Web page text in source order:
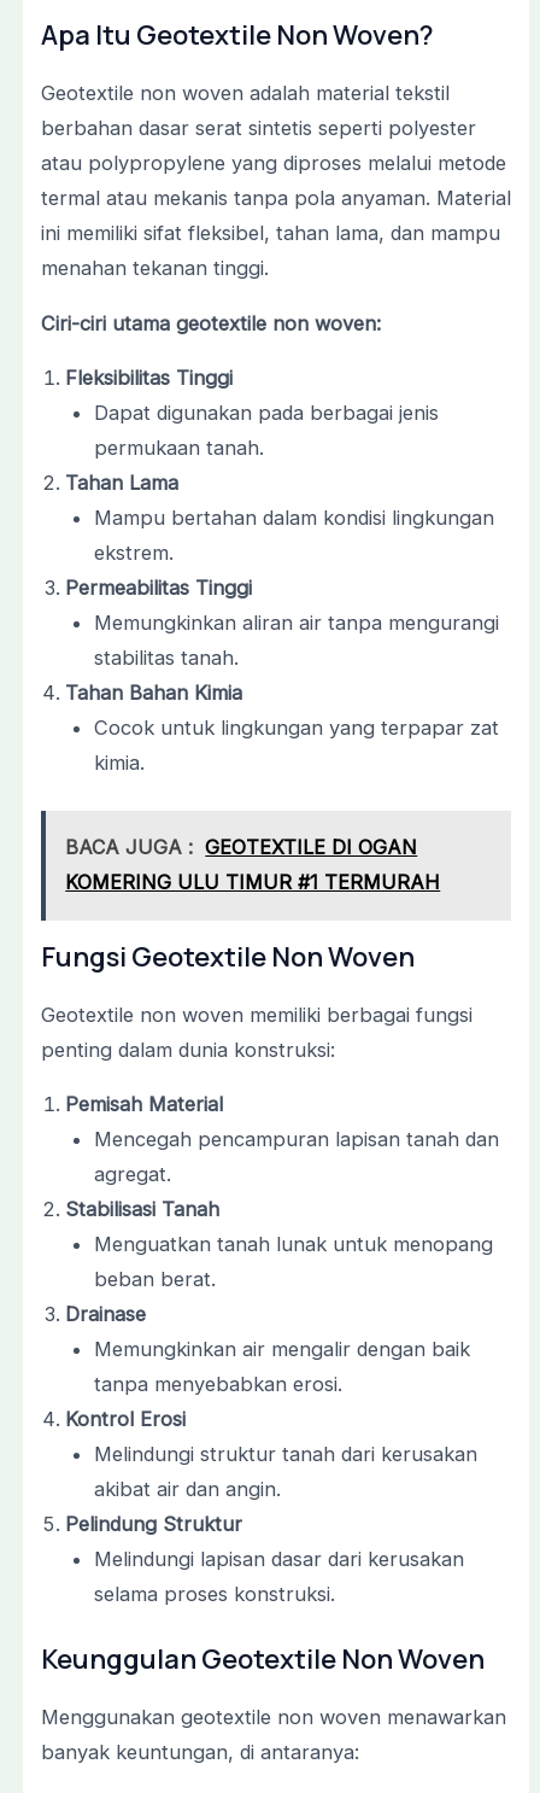
Apa Itu Geotextile Non Woven?
Geotextile non woven adalah material tekstil
berbahan dasar serat sintetis seperti polyester
atau polypropylene yang diproses melalui metode
termal atau mekanis tanpa pola anyaman. Material
ini memiliki sifat fleksibel, tahan lama, dan mampu
menahan tekanan tinggi.
Ciri-ciri utama geotextile non woven:
Fleksibilitas Tinggi
Dapat digunakan pada berbagai jenis
permukaan tanah.
Tahan Lama
Mampu bertahan dalam kondisi lingkungan
ekstrem.
Permeabilitas Tinggi
Memungkinkan aliran air tanpa mengurangi
stabilitas tanah.
Tahan Bahan Kimia
Cocok untuk lingkungan yang terpapar zat
kimia.
BACA JUGA : GEOTEXTILE DI OGAN
KOMERING ULU TIMUR #1 TERMURAH
Fungsi Geotextile Non Woven
Geotextile non woven memiliki berbagai fungsi
penting dalam dunia konstruksi:
Pemisah Material
Mencegah pencampuran lapisan tanah dan
agregat.
Stabilisasi Tanah
Menguatkan tanah lunak untuk menopang
beban berat.
Drainase
Memungkinkan air mengalir dengan baik
tanpa menyebabkan erosi.
Kontrol Erosi
Melindungi struktur tanah dari kerusakan
akibat air dan angin.
Pelindung Struktur
Melindungi lapisan dasar dari kerusakan
selama proses konstruksi.
Keunggulan Geotextile Non Woven
Menggunakan geotextile non woven menawarkan
banyak keuntungan, di antaranya: